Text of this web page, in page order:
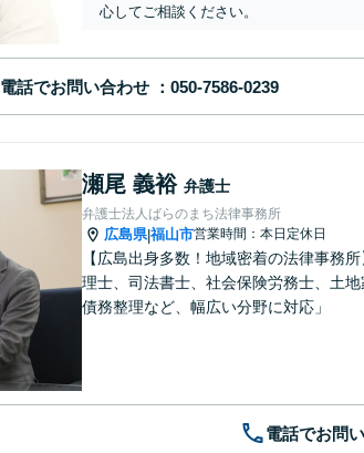
心してご相談ください。
電話でお問い合わせ
瀬尾 義裕 弁護士
弁護士法人ばらのまち法律事務所
広島県|福山市営業時間：本日定休日
【広島出身多数！地域密着の法律事務
理士、司法書士、社会保険労務士、土
債務整理など、幅広い分野に対応」
電話でお問